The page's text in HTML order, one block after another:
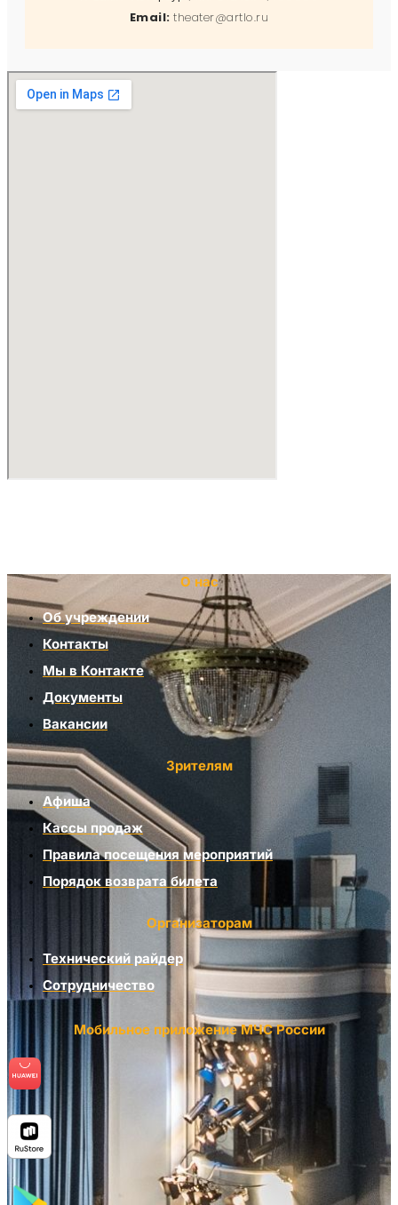
Email:theater@artlo.ru
О нас
Об учреждении
Контакты
Мы в Контакте
Документы
Вакансии
Зрителям
Афиша
Кассы продаж
Правила посещения мероприятий
Порядок возврата билета
Организаторам
Технический райдер
Сотрудничество
Мобильное приложение МЧС России